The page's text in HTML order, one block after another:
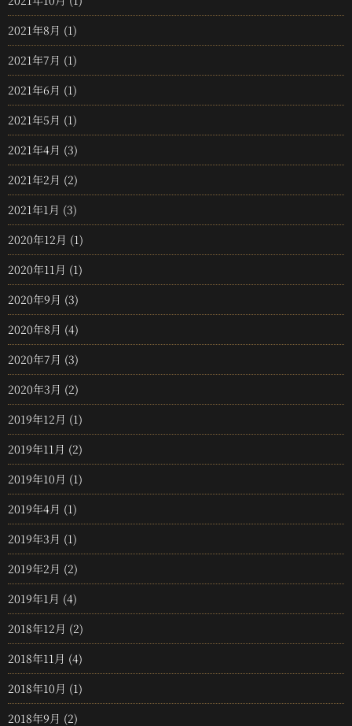
2021年8月 (1)
2021年7月 (1)
2021年6月 (1)
2021年5月 (1)
2021年4月 (3)
2021年2月 (2)
2021年1月 (3)
2020年12月 (1)
2020年11月 (1)
2020年9月 (3)
2020年8月 (4)
2020年7月 (3)
2020年3月 (2)
2019年12月 (1)
2019年11月 (2)
2019年10月 (1)
2019年4月 (1)
2019年3月 (1)
2019年2月 (2)
2019年1月 (4)
2018年12月 (2)
2018年11月 (4)
2018年10月 (1)
2018年9月 (2)